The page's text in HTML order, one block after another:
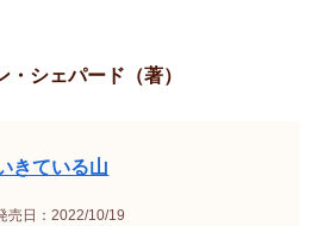
・シェパード（著）
きている山
売日：2022/10/19